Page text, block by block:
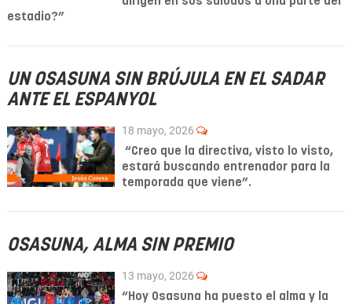
estadio?”
UN OSASUNA SIN BRÚJULA EN EL SADAR
ANTE EL ESPANYOL
18 mayo, 2026
“Creo que la directiva, visto lo visto,
estará buscando entrenador para la
temporada que viene”.
OSASUNA, ALMA SIN PREMIO
13 mayo, 2026
“Hoy Osasuna ha puesto el alma y la